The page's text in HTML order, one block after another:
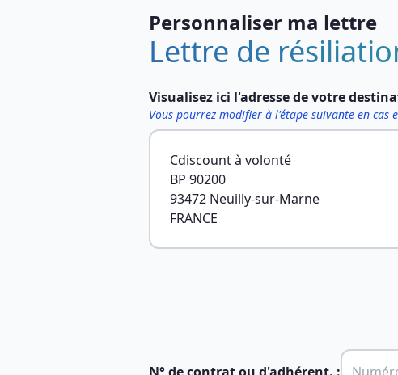
Personnaliser ma lettre
Lettre de
Visualisez ici l'adresse de votre
Vous pourrez modifier à l'étape suivante en cas
Cdiscount à volonté
BP 90200
93472 Neuilly-sur-Marne
FRANCE